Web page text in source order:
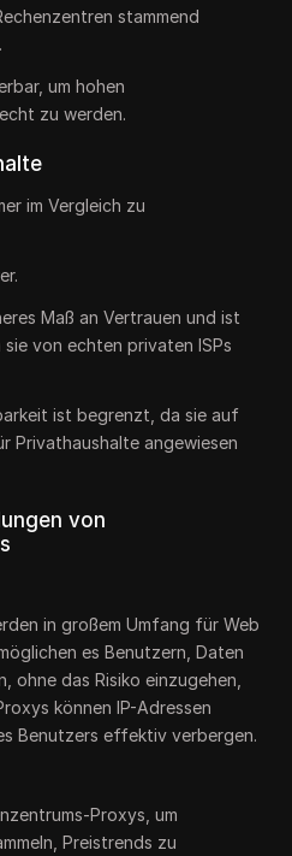
stammend
um hohen
zu werden.
im Vergleich zu
Maß an Vertrauen und ist
von echten privaten ISPs
ist begrenzt, da sie auf
Privathaushalte angewiesen
von
in großem Umfang für Web
es Benutzern, Daten
ohne das Risiko einzugehen,
können IP-Adressen
Benutzers effektiv verbergen.
Proxys, um
Preistrends zu